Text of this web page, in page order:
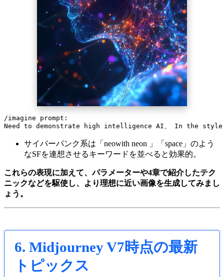
/imagine prompt:
サイバーパンク系は「neowith neon 」「space」のよう
なSFを連想させるキーワードを並べると効果的。
これらの表現に加えて、パラメーターや4章で紹介したテク
ニックなどを駆使し、より理想に近い画像を生成してみまし
ょう。
6. Midjourney V7時点の最新
トピックス